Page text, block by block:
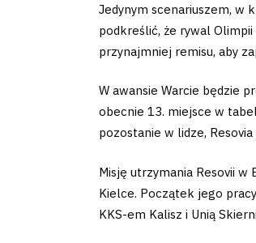
schedule
Tickets
Jedynym scenariuszem, w
podkreślić, że rywal
przynajmniej remisu, aby
W awansie Warcie będzie
obecnie 13. miejsce w
pozostanie w lidze,
Misję utrzymania Resovii
Kielce. Początek jego
KKS-em Kalisz i Unią